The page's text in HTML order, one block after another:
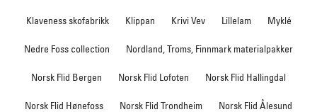
Klaveness skofabrikk Klippan Krivi Vev Lillelam Myklé
Nedre Foss collection Nordland, Troms, Finnmark materialpakker
Norsk Flid Bergen Norsk Flid Lofoten Norsk Flid Hallingdal
Norsk Flid Hønefoss Norsk Flid Trondheim Norsk Flid Ålesund